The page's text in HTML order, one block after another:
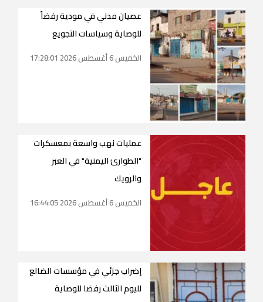
عصيان مدني في مودية رفضاً
للوصاية وسياسات التجويع
الخميس 6 أغسطس 2026 17:28:01
عمليات نهب واسعة بمعسكرات
"الطوارئ اليمنية" في العبر
والرويك
الخميس 6 أغسطس 2026 16:44:05
إضراب جزئي في مؤسسات الضالع
لليوم الثالث رفضا للوصاية